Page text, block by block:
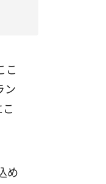
こ
ン
め